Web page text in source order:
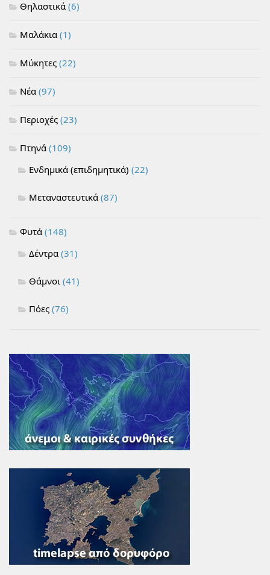
Θηλαστικά (6)
Μαλάκια (1)
Μύκητες (22)
Νέα (97)
Περιοχές (23)
Πτηνά (109)
Ενδημικά (επιδημητικά) (22)
Μεταναστευτικά (87)
Φυτά (148)
Δέντρα (31)
Θάμνοι (41)
Πόες (76)